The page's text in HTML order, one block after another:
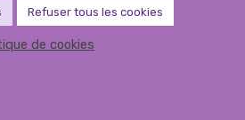
Refuser tous les cookies
de cookies